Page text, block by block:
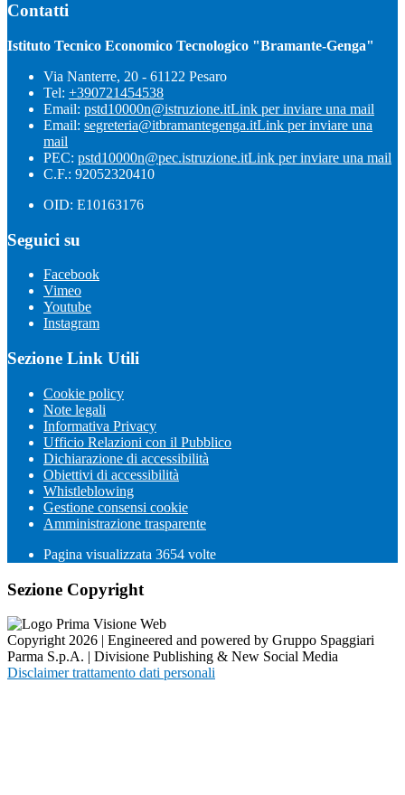
Contatti
Istituto Tecnico Economico Tecnologico "Bramante-Genga"
Via Nanterre, 20 - 61122 Pesaro
Tel: +390721454538
Email: pstd10000n@istruzione.itLink per inviare una mail
Email: segreteria@itbramantegenga.itLink per inviare una
mail
PEC: pstd10000n@pec.istruzione.itLink per inviare una mail
C.F.: 92052320410
OID: E10163176
Seguici su
Facebook
Vimeo
Youtube
Instagram
Sezione Link Utili
Cookie policy
Note legali
Informativa Privacy
Ufficio Relazioni con il Pubblico
Dichiarazione di accessibilità
Obiettivi di accessibilità
Whistleblowing
Gestione consensi cookie
Amministrazione trasparente
Pagina visualizzata 3654 volte
Sezione Copyright
Copyright 2026 | Engineered and powered by Gruppo Spaggiari
Parma S.p.A. | Divisione Publishing & New Social Media
Disclaimer trattamento dati personali